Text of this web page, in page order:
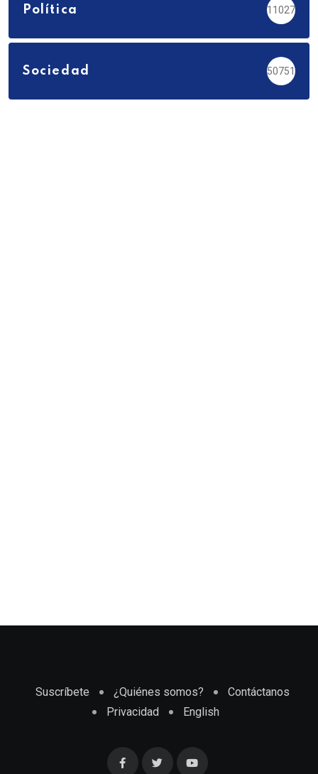
Política 11027
Sociedad 50751
Suscríbete ¿Quiénes somos?
Contáctanos
Privacidad
English